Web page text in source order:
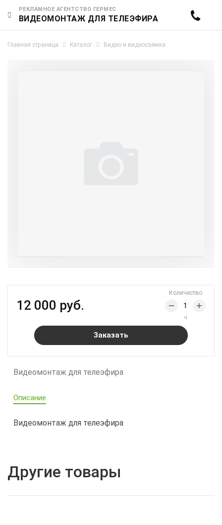
РЕКЛАМНОЕ АГЕНТСТВО ГЕРМЕС
ВИДЕОМОНТАЖ ДЛЯ ТЕЛЕЭФИРА
Главная страница Каталог Видео и видеосъёмка
12 000 руб.
Количество
ч
Заказать
Видеомонтаж для телеэфира
Описание
Видеомонтаж для телеэфира
Другие товары